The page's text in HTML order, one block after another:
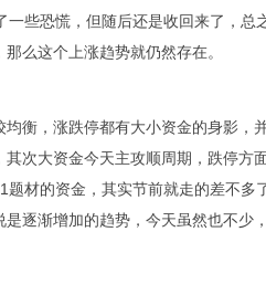
一些恐慌，但随后还是收回来了，总
么这个上涨趋势就仍然存在。
衡，涨跌停都有大小资金的身影，
次大资金今天主攻顺周期，跌停方
题材的资金，其实节前就走的差不多
逐渐增加的趋势，今天虽然也不少